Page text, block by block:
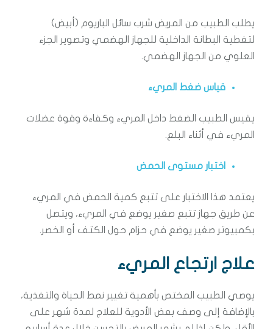
يطلب الطبيب من المريض شرب سائل الباريوم (أبيض)
لتغطية البطانة الداخلية للجهاز الهضمي وتصوير الجزء
العلوي من الجهاز الهضمي.
قياس ضغط المريء
يقيس الطبيب الضغط داخل المريء وكفاءة وقوة عضلات
المريء في أثناء البلع.
اختبار مستوى الحمض
يعتمد هذا الاختبار على تتبع كمية الحمض في المريء
عن طريق جهاز تتبع صغير يوضع في المريء، ويتصل
بكمبيوتر صغير يوضع في حزام حول الكتف أو الخصر.
علاج ارتجاع المريء
يوصي الطبيب المختص بأهمية تغيير نمط الحياة والتغذية،
بالإضافة إلى وصف بعض الأدوية للعلاج لمدة شهر على